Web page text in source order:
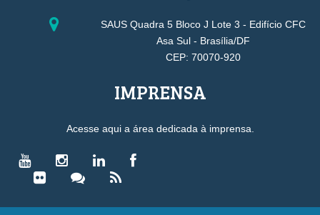
SAUS Quadra 5 Bloco J Lote 3 - Edifício CFC
Asa Sul - Brasília/DF
CEP: 70070-920
IMPRENSA
Acesse aqui a área dedicada à imprensa.